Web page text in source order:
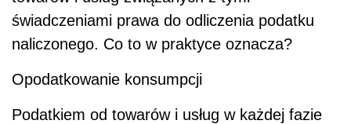
świadczeniami prawa do odliczenia podatku
naliczonego. Co to w praktyce oznacza?
Opodatkowanie konsumpcji
Podatkiem od towarów i usług w każdej fazie